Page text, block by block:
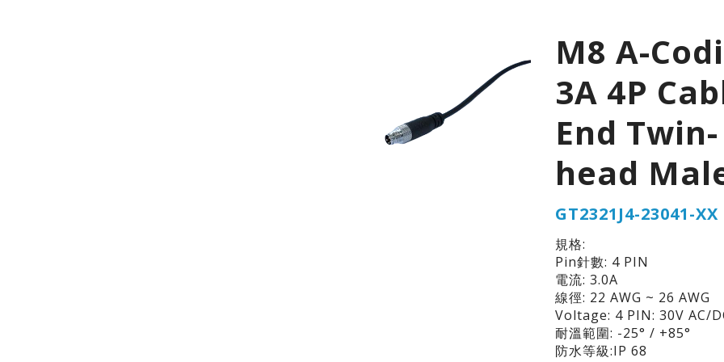
M8 A-
3A 4P
End Twin-
head
GT2321J4-23041-XX
規格:
Pin針數: 4 PIN
電流: 3.0A
線徑: 22 AWG ~ 26 AWG
Voltage: 4 PIN: 30V AC/
耐溫範圍: -25° / +85°
防水等級:IP 68